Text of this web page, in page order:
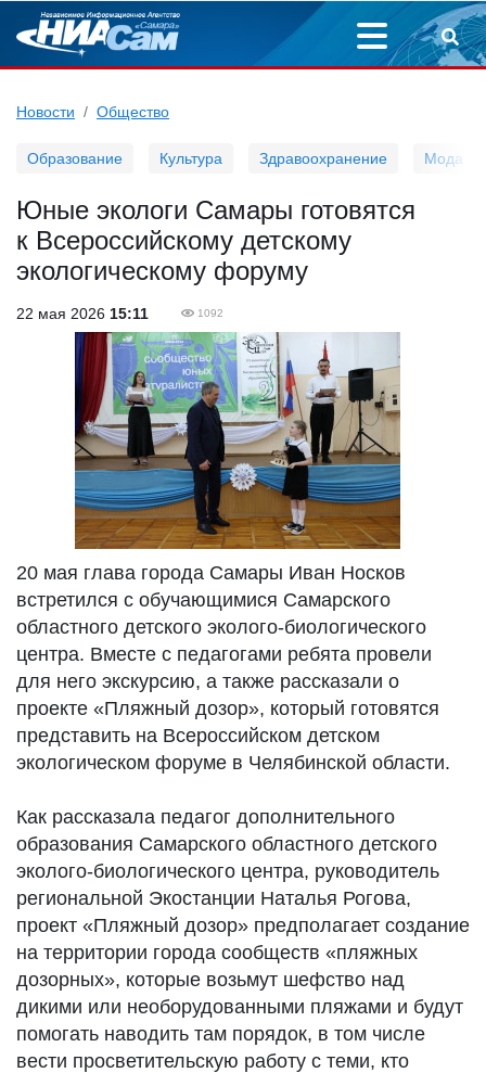
Новости Общество
Образование Культура Здравоохранение Мода
Юные экологи Самары готовятся
к Всероссийскому детскому
экологическому форуму
22 мая 2026 15:11 1092
20 мая глава города Самары Иван Носков
встретился с обучающимися Самарского
областного детского эколого-биологического
центра. Вместе с педагогами ребята провели
для него экскурсию, а также рассказали о
проекте «Пляжный дозор», который готовятся
представить на Всероссийском детском
экологическом форуме в Челябинской области.
Как рассказала педагог дополнительного
образования Самарского областного детского
эколого-биологического центра, руководитель
региональной Экостанции Наталья Рогова,
проект «Пляжный дозор» предполагает создание
на территории города сообществ «пляжных
дозорных», которые возьмут шефство над
дикими или необорудованными пляжами и будут
помогать наводить там порядок, в том числе
вести просветительскую работу с теми, кто